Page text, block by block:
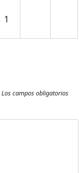
1
Los campos obligatorios